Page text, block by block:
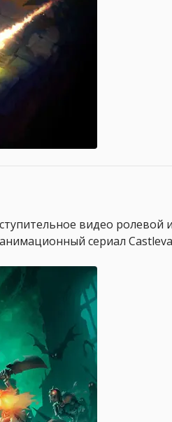
видео ролевой
сериал